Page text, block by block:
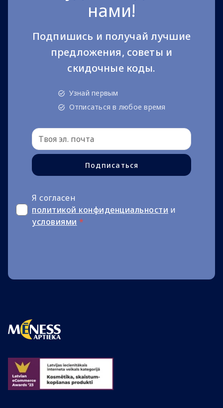
нами!
Подпишись и получай лучшие
предложения, советы и
скидочные коды.
Узнай первым
Отписаться в любое время
Подписаться
Я согласен
политикой конфиденциальности и
условиями *